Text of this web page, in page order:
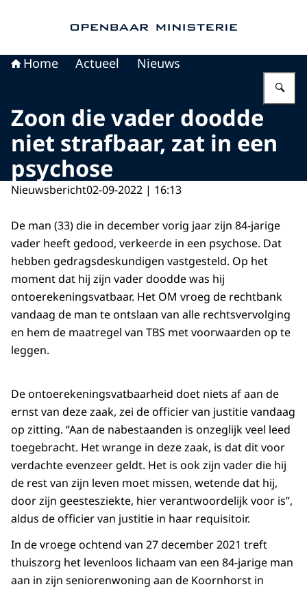
Home Actueel Nieuws
Zoon die vader doodde
niet strafbaar, zat in een
psychose
Nieuwsbericht02-09-2022 | 16:13
De man (33) die in december vorig jaar zijn 84-jarige
vader heeft gedood, verkeerde in een psychose. Dat
hebben gedragsdeskundigen vastgesteld. Op het
moment dat hij zijn vader doodde was hij
ontoerekeningsvatbaar. Het OM vroeg de rechtbank
vandaag de man te ontslaan van alle rechtsvervolging
en hem de maatregel van TBS met voorwaarden op te
leggen.
De ontoerekeningsvatbaarheid doet niets af aan de
ernst van deze zaak, zei de officier van justitie vandaag
op zitting. “Aan de nabestaanden is onzeglijk veel leed
toegebracht. Het wrange in deze zaak, is dat dit voor
verdachte evenzeer geldt. Het is ook zijn vader die hij
de rest van zijn leven moet missen, wetende dat hij,
door zijn geestesziekte, hier verantwoordelijk voor is”,
aldus de officier van justitie in haar requisitoir.
In de vroege ochtend van 27 december 2021 treft
thuiszorg het levenloos lichaam van een 84-jarige man
aan in zijn seniorenwoning aan de Koornhorst in